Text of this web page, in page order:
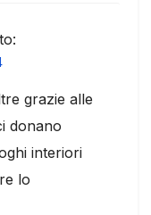
grazie alle
donano
interiori
lo